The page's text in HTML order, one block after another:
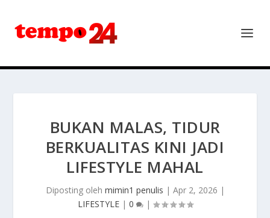
BUKAN MALAS, TIDUR
BERKUALITAS KINI JADI
LIFESTYLE MAHAL
Diposting oleh mimin1 penulis | Apr 2, 2026 |
LIFESTYLE| 0 |